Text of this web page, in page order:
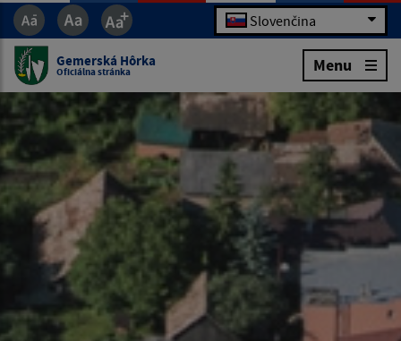
Slovenčina
Gemerská Hôrka
Oficiálna stránka Menu